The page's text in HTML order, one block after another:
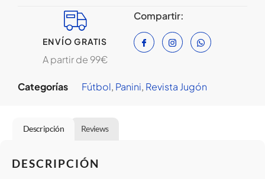
ENVÍO GRATIS
A partir de 99€
Compartir:
Categorías Fútbol, Panini, Revista Jugón
Descripción Reviews
DESCRIPCIÓN